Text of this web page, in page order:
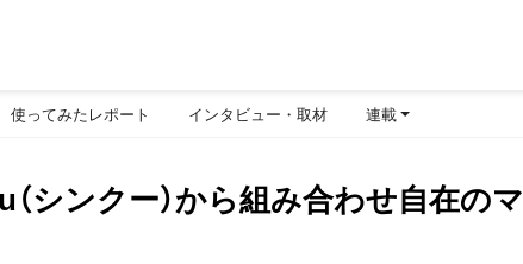
使ってみたレポート インタビュー・取材 連載
シンクー）から組み合わせ自在のマ